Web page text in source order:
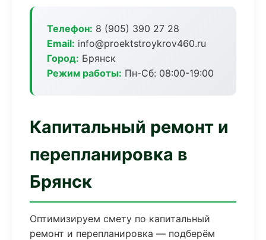
Телефон: 8 (905) 390 27 28
Email: info@proektstroykrov460.ru
Город: Брянск
Режим работы: Пн-Сб: 08:00-19:00
Капитальный ремонт и
перепланировка в
Брянск
Оптимизируем смету по капитальный
ремонт и перепланировка — подберём